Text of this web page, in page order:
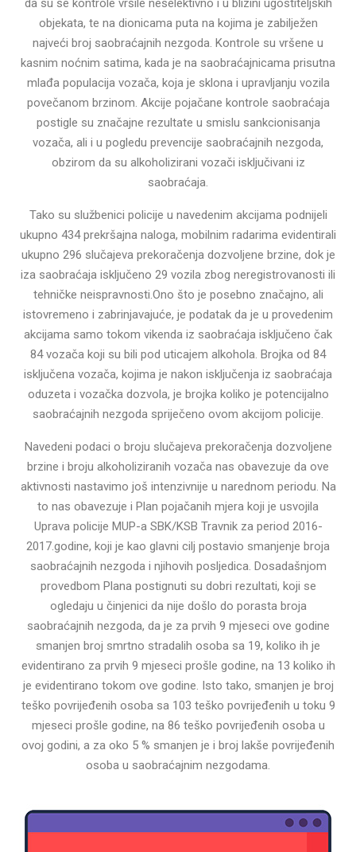
da su se kontrole vršile neselektivno i u blizini ugostiteljskih
objekata, te na dionicama puta na kojima je zabilježen
najveći broj saobraćajnih nezgoda. Kontrole su vršene u
kasnim noćnim satima, kada je na saobraćajnicama prisutna
mlađa populacija vozača, koja je sklona i upravljanju vozila
povečanom brzinom. Akcije pojačane kontrole saobraćaja
postigle su značajne rezultate u smislu sankcionisanja
vozača, ali i u pogledu prevencije saobraćajnih nezgoda,
obzirom da su alkoholizirani vozači isključivani iz
saobraćaja.
Tako su službenici policije u navedenim akcijama podnijeli
ukupno 434 prekršajna naloga, mobilnim radarima evidentirali
ukupno 296 slučajeva prekoračenja dozvoljene brzine, dok je
iza saobraćaja isključeno 29 vozila zbog neregistrovanosti ili
tehničke neispravnosti.Ono što je posebno značajno, ali
istovremeno i zabrinjavajuće, je podatak da je u provedenim
akcijama samo tokom vikenda iz saobraćaja isključeno čak
84 vozača koji su bili pod uticajem alkohola. Brojka od 84
isključena vozača, kojima je nakon isključenja iz saobraćaja
oduzeta i vozačka dozvola, je brojka koliko je potencijalno
saobraćajnih nezgoda spriječeno ovom akcijom policije.
Navedeni podaci o broju slučajeva prekoračenja dozvoljene
brzine i broju alkoholiziranih vozača nas obavezuje da ove
aktivnosti nastavimo još intenzivnije u narednom periodu. Na
to nas obavezuje i Plan pojačanih mjera koji je usvojila
Uprava policije MUP-a SBK/KSB Travnik za period 2016-
2017.godine, koji je kao glavni cilj postavio smanjenje broja
saobraćajnih nezgoda i njihovih posljedica. Dosadašnjom
provedbom Plana postignuti su dobri rezultati, koji se
ogledaju u činjenici da nije došlo do porasta broja
saobraćajnih nezgoda, da je za prvih 9 mjeseci ove godine
smanjen broj smrtno stradalih osoba sa 19, koliko ih je
evidentirano za prvih 9 mjeseci prošle godine, na 13 koliko ih
je evidentirano tokom ove godine. Isto tako, smanjen je broj
teško povrijeđenih osoba sa 103 teško povrijeđenih u toku 9
mjeseci prošle godine, na 86 teško povrijeđenih osoba u
ovoj godini, a za oko 5 % smanjen je i broj lakše povrijeđenih
osoba u saobraćajnim nezgodama.